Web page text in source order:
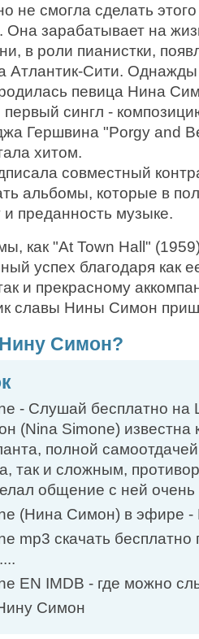
не смогла сделать
Она зарабатывает на
в роли пианистки,
Атлантик-Сити. Однажды
певица Нина
первый сингл -
Гершвина "Porgy and
хитом.
совместный
альбомы, которые в
преданность музыке.
как "At Town Hall"
успех благодаря как
и прекрасному
славы Нины Симон
Симон?
- Слушай бесплатно на
(Nina Simone) известна
полной
так и сложным​,
общение с ней
(Нина Симон) в эфире -
mp3 скачать бесплатно
EN IMDB - где можно
Симон